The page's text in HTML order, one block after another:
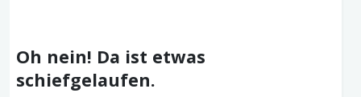
Oh nein! Da ist etwas
schiefgelaufen.